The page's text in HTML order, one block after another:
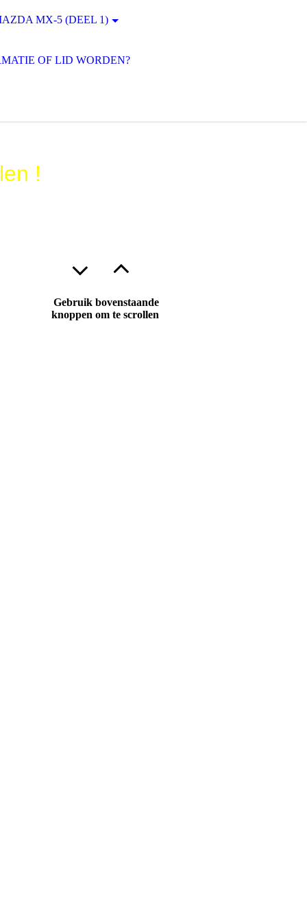
MX-5 (DEEL 1)
OF LID WORDEN?
!
Gebruik bovenstaande
knoppen om te scrollen